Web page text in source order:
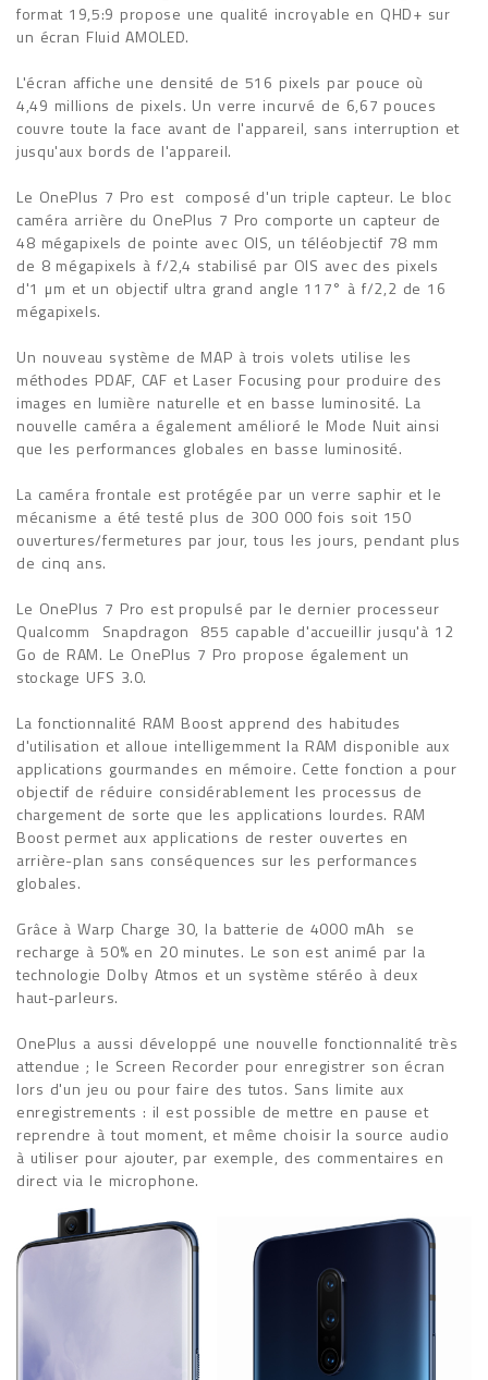
format 19,5:9 propose une qualité incroyable en QHD+ sur
un écran Fluid AMOLED.
L'écran affiche une densité de 516 pixels par pouce où
4,49 millions de pixels. Un verre incurvé de 6,67 pouces
couvre toute la face avant de l'appareil, sans interruption et
jusqu'aux bords de l'appareil.
Le OnePlus 7 Pro est composé d'un triple capteur. Le bloc
caméra arrière du OnePlus 7 Pro comporte un capteur de
48 mégapixels de pointe avec OIS, un téléobjectif 78 mm
de 8 mégapixels à f/2,4 stabilisé par OIS avec des pixels
d'1 µm et un objectif ultra grand angle 117° à f/2,2 de 16
mégapixels.
Un nouveau système de MAP à trois volets utilise les
méthodes PDAF, CAF et Laser Focusing pour produire des
images en lumière naturelle et en basse luminosité. La
nouvelle caméra a également amélioré le Mode Nuit ainsi
que les performances globales en basse luminosité.
La caméra frontale est protégée par un verre saphir et le
mécanisme a été testé plus de 300 000 fois soit 150
ouvertures/fermetures par jour, tous les jours, pendant plus
de cinq ans.
Le OnePlus 7 Pro est propulsé par le dernier processeur
Qualcomm Snapdragon 855 capable d'accueillir jusqu'à 12
Go de RAM. Le OnePlus 7 Pro propose également un
stockage UFS 3.0.
La fonctionnalité RAM Boost apprend des habitudes
d'utilisation et alloue intelligemment la RAM disponible aux
applications gourmandes en mémoire. Cette fonction a pour
objectif de réduire considérablement les processus de
chargement de sorte que les applications lourdes. RAM
Boost permet aux applications de rester ouvertes en
arrière-plan sans conséquences sur les performances
globales.
Grâce à Warp Charge 30, la batterie de 4000 mAh se
recharge à 50% en 20 minutes. Le son est animé par la
technologie Dolby Atmos et un système stéréo à deux
haut-parleurs.
OnePlus a aussi développé une nouvelle fonctionnalité très
attendue ; le Screen Recorder pour enregistrer son écran
lors d'un jeu ou pour faire des tutos. Sans limite aux
enregistrements : il est possible de mettre en pause et
reprendre à tout moment, et même choisir la source audio
à utiliser pour ajouter, par exemple, des commentaires en
direct via le microphone.